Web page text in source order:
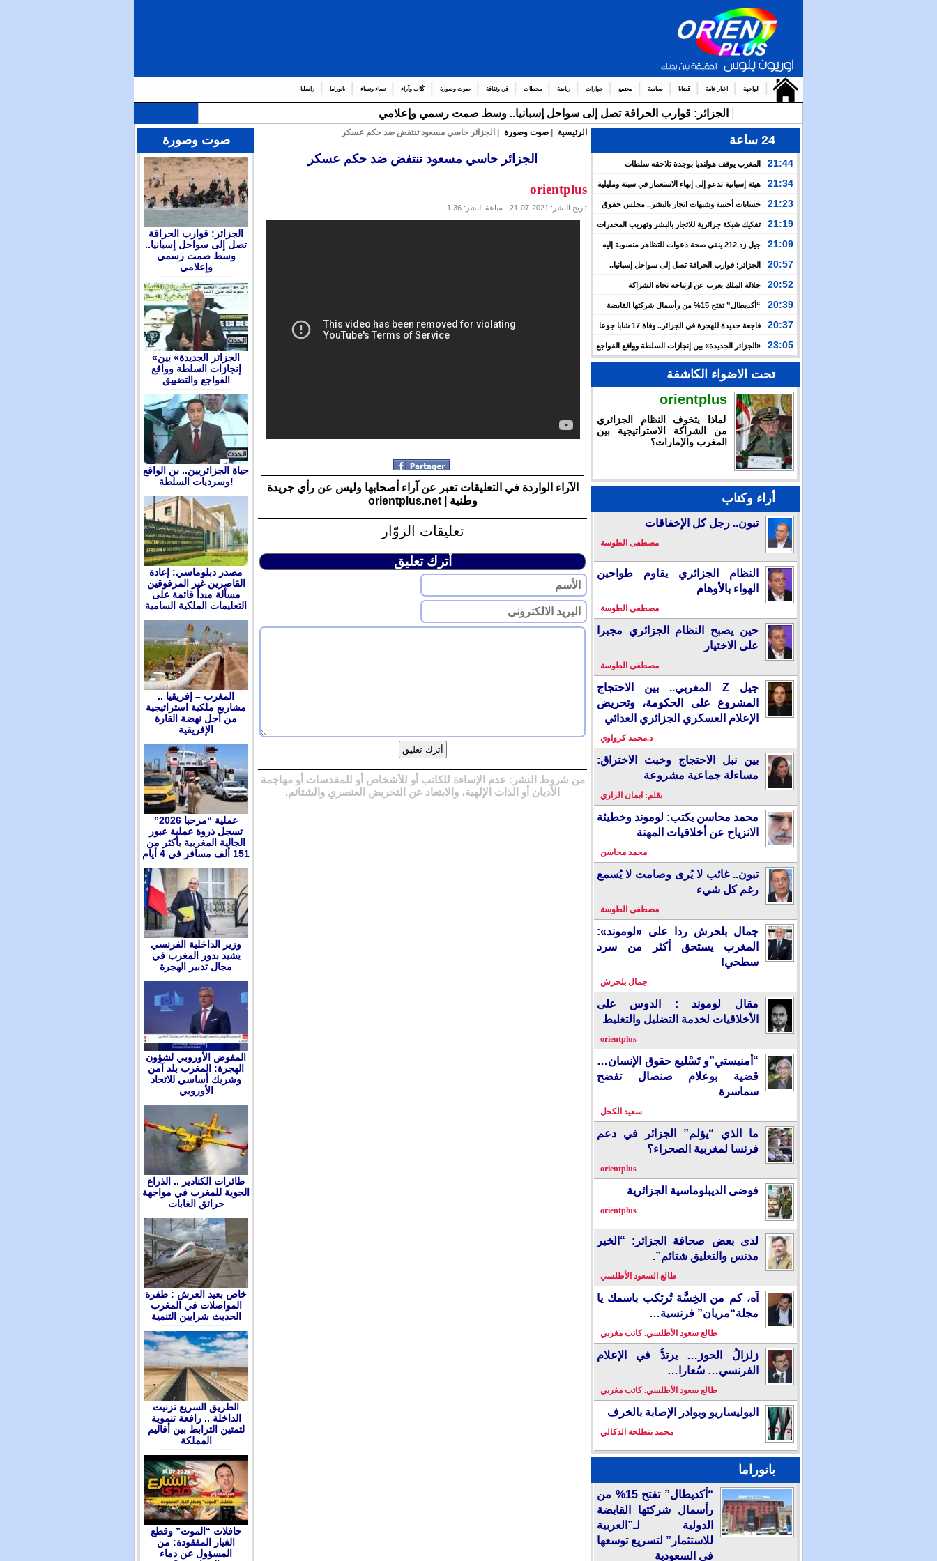
الواجهة اخبار عامة قضايا سياسة مجتمع حوارات رياضة محطات فن وثقافة صوت وصورة كُتّاب وآراء نساء ونساء بانوراما راسلنا
الجزائر: قوارب الحراقة تصل إلى سواحل إسبانيا.. وسط صمت رسمي وإعلامي
24 ساعة
21:44
المغرب يوقف هولنديا بوجدة تلاحقه سلطات
أمستردام
21:34
هيئة إسبانية تدعو إلى إنهاء الاستعمار في سبتة ومليلية
وتعتبر إعادتهما إلى المغرب مسألة وقت
21:23
حسابات أجنبية وشبهات اتجار بالبشر.. مجلس حقوق
الإنسان يكشف خفايا التعبئة للعبور الجماعي نحو سبتة
21:19
تفكيك شبكة جزائرية للاتجار بالبشر وتهريب المخدرات
بين إسبانيا والجزائر
21:09
جيل زد 212 ينفي صحة دعوات للتظاهر منسوبة إليه
ويحذر من منشورات مفبركة
20:57
الجزائر: قوارب الحراقة تصل إلى سواحل إسبانيا..
وسط صمت رسمي وإعلامي
20:52
جلالة الملك يعرب عن ارتياحه تجاه الشراكة
الاستراتيجية بين المغرب والكوت ديفوار
20:39
“أكديطال” تفتح 15% من رأسمال شركتها القابضة
الدولية لـ”العربية للاستثمار” لتسريع توسعها في السعودية
20:37
فاجعة جديدة للهجرة في الجزائر.. وفاة 17 شابا جوعا
وعطشا بعد أسبوعين من التيه قرب سواحل إسبانيا
23:05
«الجزائر الجديدة» بين إنجازات السلطة وواقع الفواجع
والتضييق
تحت الاضواء الكاشفة
orientplus
لماذا يتخوف النظام الجزائري
من الشراكة الاستراتيجية بين
المغرب والإمارات؟
أراء وكتاب
تبون.. رجل كل الإخفاقات
مصطفى الطوسة
النظام الجزائري يقاوم طواحين
الهواء بالأوهام
مصطفى الطوسة
حين يصبح النظام الجزائري مجبرا
على الاختيار
مصطفى الطوسة
جيل Z المغربي.. بين الاحتجاج
المشروع على الحكومة، وتحريض
الإعلام العسكري الجزائري العدائي
د.محمد كرواوي
بين نبل الاحتجاج وخبث الاختراق:
مساءلة جماعية مشروعة
بقلم: ايمان الرازي
محمد محاسن يكتب: لوموند وخطيئة
الانزياح عن أخلاقيات المهنة
محمد محاسن
تبون.. غائب لا يُرى وصامت لا يُسمع
رغم كل شيء
مصطفى الطوسة
جمال بلحرش ردا على «لوموند»:
المغرب يستحق أكثر من سرد
سطحي!
جمال بلحرش
مقال لوموند : الدوس على
الأخلاقيات لخدمة التضليل والتغليط
orientplus
“أمنيستي”و تَسْليع حقوق الإنسان…
قضية بوعلام صنصال تفضح
سماسرة
سعيد الكحل
ما الذي “يؤلم” الجزائر في دعم
فرنسا لمغربية الصحراء؟
orientplus
فوضى الديبلوماسية الجزائرية
orientplus
لدى بعض صحافة الجزائر: “الخبر
مدنس والتعليق شتائم”.
طالع السعود الأطلسي
آه، كم من الخِسَّة تُرتكب باسمك يا
مجلة“مريان” فرنسية…
طالع سعود الأطلسي. كاتب مغربي
زلزالُ الحوز… يرتدُّ في الإعلام
الفرنسي… سُعارا…
طالع سعود الأطلسي. كاتب مغربي
البوليساريو وبوادر الإصابة بالخرف
محمد بنطلحة الدكالي
بانوراما
“أكديطال” تفتح 15% من
رأسمال شركتها القابضة
الدولية لـ”العربية
للاستثمار” لتسريع توسعها
في السعودية
الرئيسية صوت وصورة | الجزائر حاسي مسعود تنتفض ضد حكم عسكر
الجزائر حاسي مسعود تنتفض ضد حكم عسكر
orientplus
تاريخ النشر: 2021-07-21 - ساعة النشر: 1:36
الآراء الواردة في التعليقات تعبر عن آراء أصحابها وليس عن رأي جريدة
وطنية | orientplus.net
تعليقات الزوّار
أترك تعليق
من شروط النشر: عدم الإساءة للكاتب أو للأشخاص أو للمقدسات أو مهاجمة
الأديان أو الذات الإلهية، والابتعاد عن التحريض العنصري والشتائم.
صوت وصورة
الجزائر: قوارب الحراقة
تصل إلى سواحل إسبانيا..
وسط صمت رسمي
وإعلامي
«الجزائر الجديدة» بين
إنجازات السلطة وواقع
الفواجع والتضييق
حياة الجزائريين.. بن الواقع
وسرديات السلطة!
مصدر دبلوماسي: إعادة
القاصرين غير المرفوقين
مسألة مبدأ قائمة على
التعليمات الملكية السامية
المغرب – إفريقيا ..
مشاريع ملكية استراتيجية
من أجل نهضة القارة
الإفريقية
عملية “مرحبا 2026”
تسجل ذروة عملية عبور
الجالية المغربية بأكثر من
151 ألف مسافر في 4 أيام
وزير الداخلية الفرنسي
يشيد بدور المغرب في
مجال تدبير الهجرة
المفوض الأوروبي لشؤون
الهجرة: المغرب بلد آمن
وشريك أساسي للاتحاد
الأوروبي
طائرات الكنادير .. الذراع
الجوية للمغرب في مواجهة
حرائق الغابات
ﺧﺎﺹ ﺑﻌﻴﺪ ﺍﻟﻌﺮﺵ : ﻃﻔﺮﺓ
ﺍﻟﻤﻮﺍﺻﻼﺕ ﻓﻲ ﺍﻟﻤﻐﺮﺏ
ﺍﻟﺤﺪﻳﺚ ﺷﺮﺍﻳﻴﻦ ﺍﻟﺘﻨﻤﻴﺔ
الطريق السريع تزنيت
الداخلة .. رافعة تنموية
لتمتين الترابط بين أقاليم
المملكة
حافلات “الموت” وقطع
الغيار المفقودة: من
المسؤول عن دماء